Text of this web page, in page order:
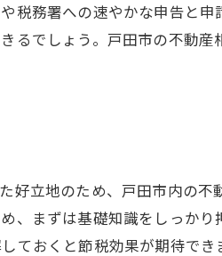
税務署への速やかな申告と申
るでしょう。戸田市の不動産
好立地のため、戸田市内の不
、まずは基礎知識をしっかり
ておくと節税効果が期待でき